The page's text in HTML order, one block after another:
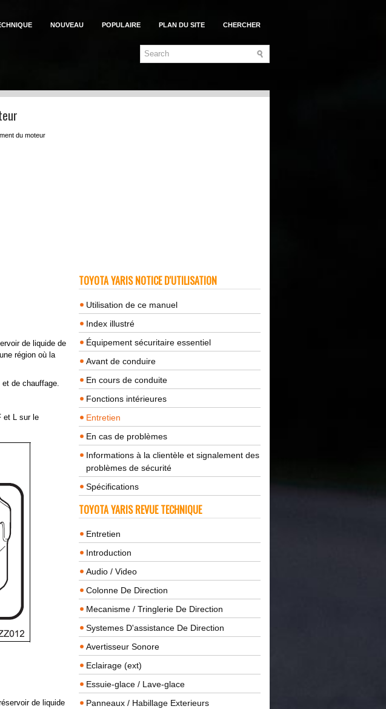
NOUVEAU POPULAIRE PLAN DU SITE CHERCHER
du moteur
de liquide de
région où la
de chauffage.
et L sur le
de liquide
TOYOTA YARIS NOTICE D'UTILISATION
Utilisation de ce manuel
Index illustré
Équipement sécuritaire essentiel
Avant de conduire
En cours de conduite
Fonctions intérieures
Entretien
En cas de problèmes
Informations à la clientèle et signalement des
problèmes de sécurité
Spécifications
TOYOTA YARIS REVUE TECHNIQUE
Entretien
Introduction
Audio / Video
Colonne De Direction
Mecanisme / Tringlerie De Direction
Systemes D'assistance De Direction
Avertisseur Sonore
Eclairage (ext)
Essuie-glace / Lave-glace
Panneaux / Habillage Exterieurs